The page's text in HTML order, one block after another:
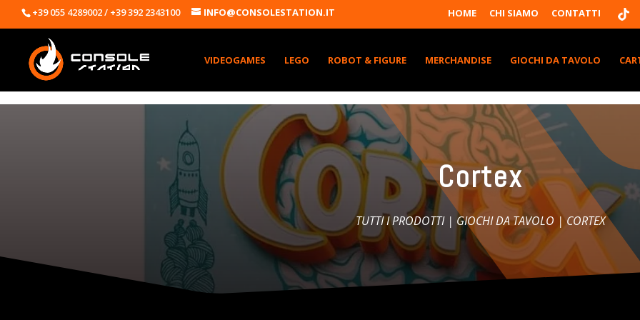
+39 055 4289002 / +39 392 2343100 INFO@CONSOLESTATION.IT HOME CHI SIAMO CONTATTI
K
K
VIDEOGAMES LEGO ROBOT & FIGURE MERCHANDISE GIOCHI DA TAVOLO
Cortex
TUTTI I PRODOTTI| GIOCHI DA TAVOLO | CORTEX